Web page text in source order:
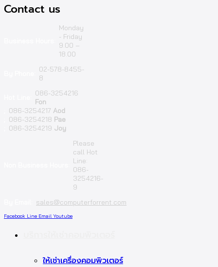
Contact us
Monday
- Friday
9.00 –
18.00
02-578-8455-
8
086-3254216
Fon
086-3254217 Aod
086-3254218 Pae
086-3254219 Joy
Please
call Hot
Line:
086-
3254216-
9
sales@computerforrent.com
Facebook Line Email Youtube
ให้เช่าเครื่องคอมพิวเตอร์